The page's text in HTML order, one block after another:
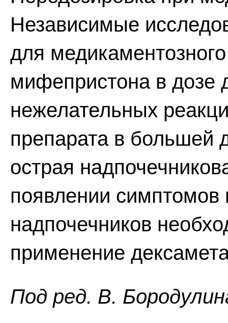
Независимые
для
мифепристона в дозе
нежелательных
препарата в большей
острая
появлении симптомов
надпочечников
применение
Пoд peд. B.